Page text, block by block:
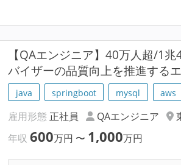
【QAエンジニア】40万人超/1
バイザーの品質向上を推進する
java springboot mysql aws
雇用形態 正社員 QAエンジニア
年収600万円 〜 1,000万円